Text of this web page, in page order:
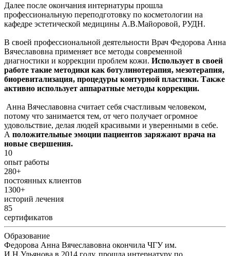
Далее после окончания интернатуры прошла
профессиональную переподготовку по косметологии на
кафедре эстетической медицины А.В.Майоровой, РУДН.
В своей профессиональной деятельности Врач Федорова Анна
Вячеславовна применяет все методы современной
диагностики и коррекции проблем кожи. Использует в своей
работе такие методики как ботулинотерапия, мезотерапия,
биоревитализация, процедуры контурной пластики. Также
активно использует аппаратные методы коррекции.
Анна Вячеславовна считает себя счастливым человеком,
потому что занимается тем, от чего получает огромное
удовольствие, делая людей красивыми и уверенными в себе.
А положительные эмоции пациентов заряжают врача на
новые свершения.
10
опыт работы
280+
постоянных клиентов
1300+
историй лечения
85
сертификатов
Образование
Федорова Анна Вячеславовна окончила ЧГУ им.
И.Н.Ульянова в 2014 году, прошла интернатуру по